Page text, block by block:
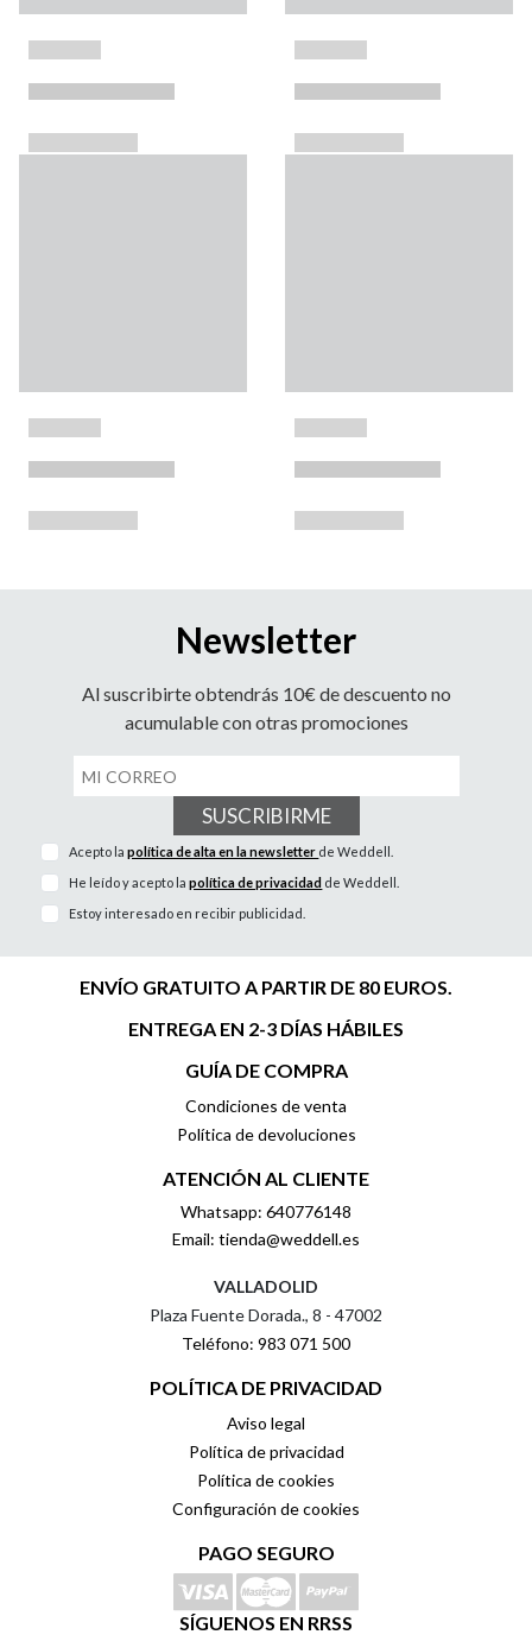
Newsletter
Al suscribirte obtendrás 10€ de descuento no
acumulable con otras promociones
SUSCRIBIRME
Acepto lapolítica de alta en la newsletter de Weddell.
He leído y acepto lapolítica de privacidad de Weddell.
Estoy interesado en recibir publicidad.
ENVÍO GRATUITO A PARTIR DE 80 EUROS.
ENTREGA EN 2-3 DÍAS HÁBILES
GUÍA DE COMPRA
Condiciones de venta
Política de devoluciones
ATENCIÓN AL CLIENTE
Whatsapp: 640776148
Email: tienda@weddell.es
VALLADOLID
Plaza Fuente Dorada., 8 - 47002
Teléfono: 983 071 500
POLÍTICA DE PRIVACIDAD
Aviso legal
Política de privacidad
Política de cookies
Configuración de cookies
PAGO SEGURO
SÍGUENOS EN RRSS